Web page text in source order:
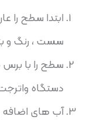
ابتدا سطح را
سست ، رنگ و
سطح را با
دستگاه
آب های اضافه